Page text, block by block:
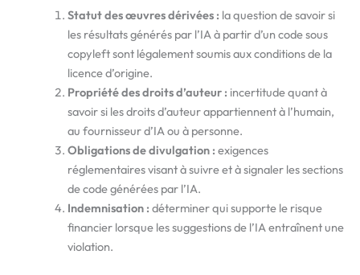
Statut des œuvres dérivées :la question de savoir si
les résultats générés par l’IA à partir d’un code sous
copyleft sont légalement soumis aux conditions de la
licence d’origine.
Propriété des droits d’auteur :incertitude quant à
savoir si les droits d’auteur appartiennent à l’humain,
au fournisseur d’IA ou à personne.
Obligations de divulgation :exigences
réglementaires visant à suivre et à signaler les sections
de code générées par l’IA.
Indemnisation :déterminer qui supporte le risque
financier lorsque les suggestions de l’IA entraînent une
violation.